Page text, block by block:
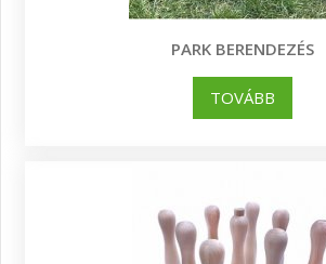
PARK BERENDEZÉS
TOVÁBB